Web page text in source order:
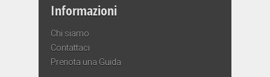
Informazioni
Chi siamo
Contattaci
Prenota una Guida